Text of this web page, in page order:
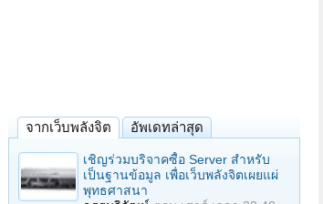
จากเว็บพลังจิต อัพเดทล่าสุด
เชิญร่วมบริจาคซื้อ Server สำหรับ
เป็นฐานข้อมูล เพื่อเว็บพลังจิตเผยแผ่
พุทธศาสนา